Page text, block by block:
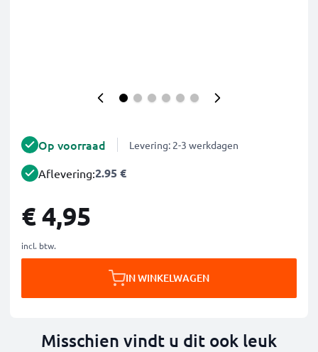
Op voorraad Levering: 2-3 werkdagen
Aflevering:2.95 €
€ 4,95
incl. btw.
IN WINKELWAGEN
Misschien vindt u dit ook leuk